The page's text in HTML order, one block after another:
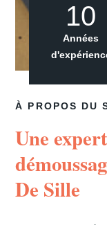
À PROPOS DU
Une
De Sille
10
Années